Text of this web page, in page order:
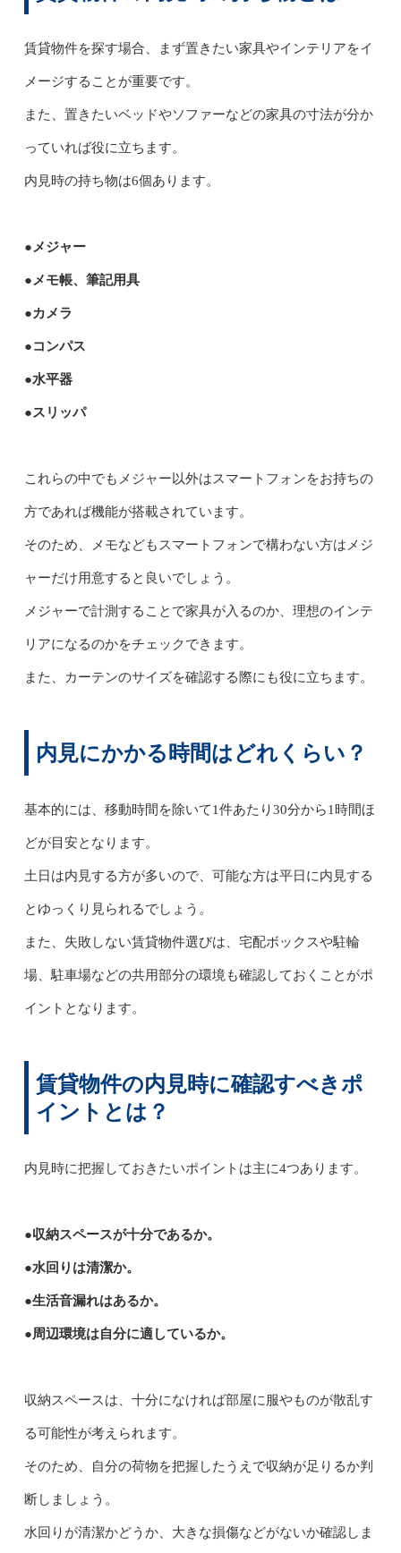
賃貸物件を探す場合、まず置きたい家具やインテリアをイ
メージすることが重要です。
また、置きたいベッドやソファーなどの家具の寸法が分か
っていれば役に立ちます。
内見時の持ち物は6個あります。
●メジャー
●メモ帳、筆記用具
●カメラ
●コンパス
●水平器
●スリッパ
これらの中でもメジャー以外はスマートフォンをお持ちの
方であれば機能が搭載されています。
そのため、メモなどもスマートフォンで構わない方はメジ
ャーだけ用意すると良いでしょう。
メジャーで計測することで家具が入るのか、理想のインテ
リアになるのかをチェックできます。
また、カーテンのサイズを確認する際にも役に立ちます。
内見にかかる時間はどれくらい？
基本的には、移動時間を除いて1件あたり30分から1時間ほ
どが目安となります。
土日は内見する方が多いので、可能な方は平日に内見する
とゆっくり見られるでしょう。
また、失敗しない賃貸物件選びは、宅配ボックスや駐輪
場、駐車場などの共用部分の環境も確認しておくことがポ
イントとなります。
賃貸物件の内見時に確認すべきポ
イントとは？
内見時に把握しておきたいポイントは主に4つあります。
●収納スペースが十分であるか。
●水回りは清潔か。
●生活音漏れはあるか。
●周辺環境は自分に適しているか。
収納スペースは、十分になければ部屋に服やものが散乱す
る可能性が考えられます。
そのため、自分の荷物を把握したうえで収納が足りるか判
断しましょう。
水回りが清潔かどうか、大きな損傷などがないか確認しま